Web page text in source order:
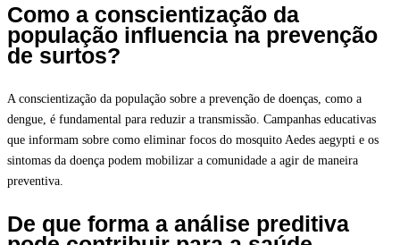
Como a conscientização da
população influencia na prevenção
de surtos?
A conscientização da população sobre a prevenção de doenças, como a
dengue, é fundamental para reduzir a transmissão. Campanhas educativas
que informam sobre como eliminar focos do mosquito Aedes aegypti e os
sintomas da doença podem mobilizar a comunidade a agir de maneira
preventiva.
De que forma a análise preditiva